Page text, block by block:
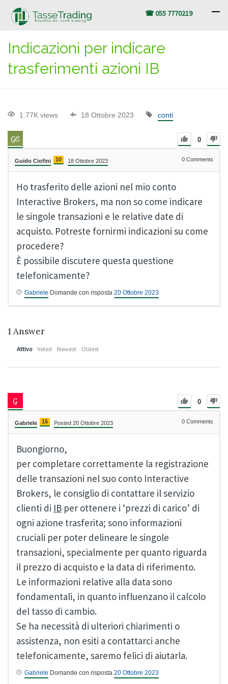
☎ 055 7770219
Indicazioni per indicare
trasferimenti azioni IB
1.77K views 18 Ottobre 2023 conti
0
Guido Ciofini 10 18 Ottobre 2023 0 Comments
Ho trasferito delle azioni nel mio conto
Interactive Brokers, ma non so come indicare
le singole transazioni e le relative date di
acquisto. Potreste fornirmi indicazioni su come
procedere?
È possibile discutere questa questione
telefonicamente?
Gabriele Domande con risposta 20 Ottobre 2023
1 Answer
Attivo Voted Newest Oldest
0
Gabriele 15 Posted 20 Ottobre 2023 0 Comments
Buongiorno,
per completare correttamente la registrazione
delle transazioni nel suo conto Interactive
Brokers, le consiglio di contattare il servizio
clienti di IB per ottenere i ‘prezzi di carico’ di
ogni azione trasferita; sono informazioni
cruciali per poter delineare le singole
transazioni, specialmente per quanto riguarda
il prezzo di acquisto e la data di riferimento.
Le informazioni relative alla data sono
fondamentali, in quanto influenzano il calcolo
del tasso di cambio.
Se ha necessità di ulteriori chiarimenti o
assistenza, non esiti a contattarci anche
telefonicamente, saremo felici di aiutarla.
Gabriele Domande con risposta 20 Ottobre 2023